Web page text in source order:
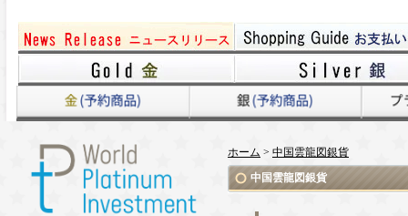
ホーム > 中国雲龍図銀貨
中国雲龍図銀貨